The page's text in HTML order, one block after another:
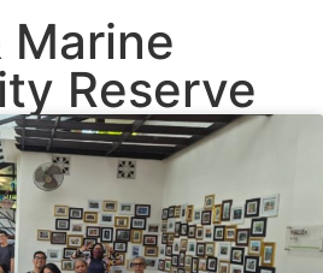
Marine
Reserve